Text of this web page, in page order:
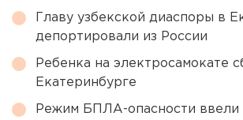
Главу узбекской диаспоры в
депортировали из России
Ребенка на электросамокате
Екатеринбурге
Режим БПЛА-опасности ввели